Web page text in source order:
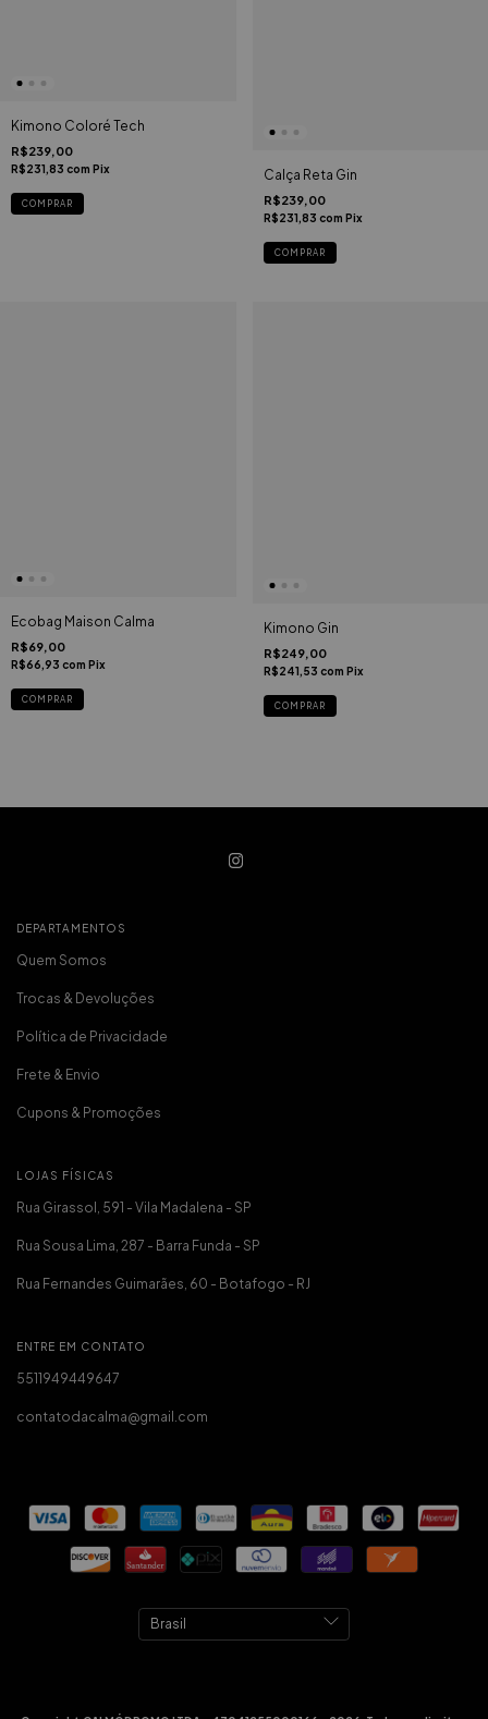
Kimono Coloré Tech
R$239,00
R$231,83 com Pix
COMPRAR
Calça Reta Gin
R$239,00
R$231,83 com Pix
COMPRAR
Ecobag Maison Calma
R$69,00
R$66,93 com Pix
COMPRAR
Kimono Gin
R$249,00
R$241,53 com Pix
COMPRAR
DEPARTAMENTOS
Quem Somos
Trocas & Devoluções
Política de Privacidade
Frete & Envio
Cupons & Promoções
LOJAS FÍSICAS
Rua Girassol, 591 - Vila Madalena - SP
Rua Sousa Lima, 287 - Barra Funda - SP
Rua Fernandes Guimarães, 60 - Botafogo - RJ
ENTRE EM CONTATO
5511949449647
contatodacalma@gmail.com